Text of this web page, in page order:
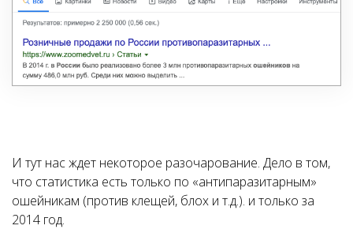
И тут нас ждет некоторое разочарование. Дело в том,
что статистика есть только по «антипаразитарным»
ошейникам (против клещей, блох и т.д.). и только за
2014 год.